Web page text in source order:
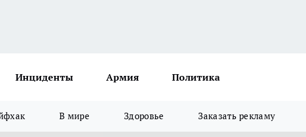
Инциденты Армия Политика
В мире Здоровье Заказать рекламу